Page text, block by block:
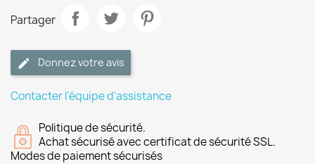
Partager
Donnez votre avis
Contacter l'équipe d'assistance
Politique de sécurité.
Achat sécurisé avec certificat de sécurité SSL.
Modes de paiement sécurisés